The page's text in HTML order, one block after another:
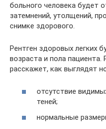
больного человека будет
затемнений, утолщений,
снимке здорового.
Рентген здоровых легких
возраста и пола пациента.
расскажет, как выглядят
отсутствие
теней;
нормальные